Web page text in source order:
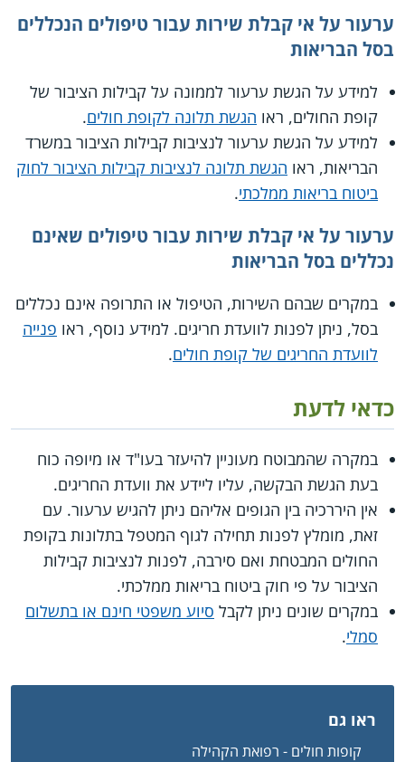
ערעור על אי קבלת שירות עבור טיפולים הנכללים
בסל הבריאות
למידע על הגשת ערעור לממונה על קבילות הציבור של
קופת החולים, ראו הגשת תלונה לקופת חולים.
למידע על הגשת ערעור לנציבות קבילות הציבור במשרד
הבריאות, ראו הגשת תלונה לנציבות קבילות הציבור לחוק
ביטוח בריאות ממלכתי.
ערעור על אי קבלת שירות עבור טיפולים שאינם
נכללים בסל הבריאות
במקרים שבהם השירות, הטיפול או התרופה אינם נכללים
בסל, ניתן לפנות לוועדת חריגים. למידע נוסף, ראו פנייה
לוועדת החריגים של קופת חולים.
כדאי לדעת
במקרה שהמבוטח מעוניין להיעזר בעו"ד או מיופה כוח
בעת הגשת הבקשה, עליו ליידע את וועדת החריגים.
אין היררכיה בין הגופים אליהם ניתן להגיש ערעור. עם
זאת, מומלץ לפנות תחילה לגוף המטפל בתלונות בקופת
החולים המבטחת ואם סירבה, לפנות לנציבות קבילות
הציבור על פי חוק ביטוח בריאות ממלכתי.
במקרים שונים ניתן לקבל סיוע משפטי חינם או בתשלום
סמלי.
ראו גם
קופות חולים - רפואת הקהילה